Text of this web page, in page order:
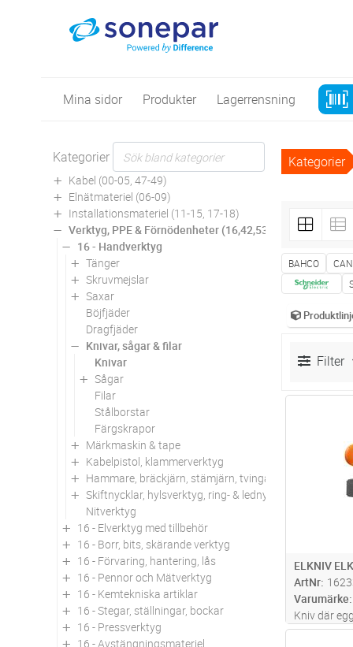
Mina sidor Produkter Lagerrensning
Kategorier
Kabel (00-05, 47-49)
Elnätmateriel (06-09)
Installationsmateriel (11-15, 17-18)
Verktyg, PPE & Förnödenheter (16,42,53,94)
16 - Handverktyg
Tänger
Skruvmejslar
Saxar
Böjfjäder
Dragfjäder
Knivar, sågar & filar
Knivar
Sågar
Filar
Stålborstar
Färgskrapor
Märkmaskin & tape
Kabelpistol, klammerverktyg
Hammare, bräckjärn, stämjärn, tvingar
Skiftnycklar, hylsverktyg, ring- & lednycklar
Nitverktyg
16 - Elverktyg med tillbehör
16 - Borr, bits, skärande verktyg
16 - Förvaring, hantering, lås
16 - Pennor och Mätverktyg
16 - Kemtekniska artiklar
16 - Stegar, ställningar, bockar
16 - Pressverktyg
16 - Avstängningsmateriel
Kategorier
BAHCO
Filter
ELKNIV ELK
ArtNr
Varumärke
Kniv där
utformning